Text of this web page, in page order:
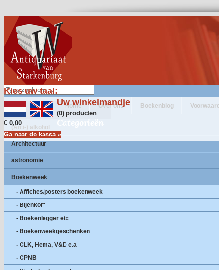
Kies uw taal:
Uw winkelmandje
(0) producten
€ 0,00
Ga naar de kassa »
Home Over ons Boekenblog
Categorieën
(Anti-) alkohol
Architectuur
astronomie
Boekenweek
- Affiches/posters boekenweek
- Bijenkorf
- Boekenlegger etc
- Boekenweekgeschenken
- CLK, Hema, V&D e.a
- CPNB